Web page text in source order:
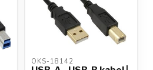
OKS-18142